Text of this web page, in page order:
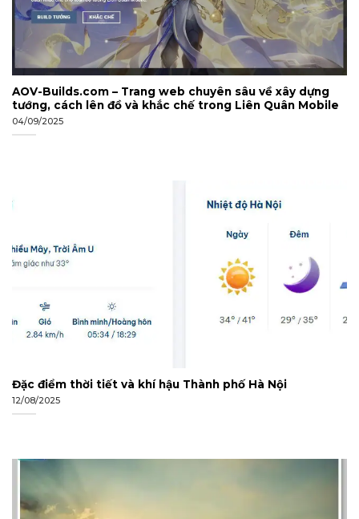
AOV-Builds.com – Trang web chuyên sâu về xây dựng
tướng, cách lên đồ và khắc chế trong Liên Quân Mobile
04/09/2025
Đặc điểm thời tiết và khí hậu Thành phố Hà Nội
12/08/2025